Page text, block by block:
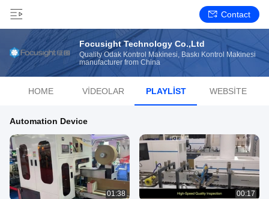
Contact
Focusight Technology Co.,Ltd
Quality Odak Kontrol Makinesi, Baskı Kontrol Makinesi
manufacturer from China
HOME VIDEOLAR PLAYLIST WEBSITE
Automation Device
01:38 00:17